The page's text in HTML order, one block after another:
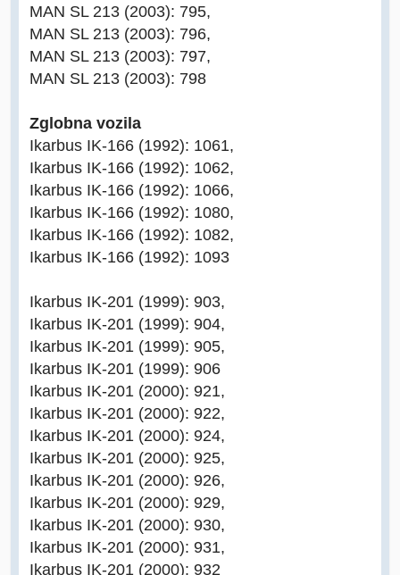
MAN SL 213 (2003): 795,
MAN SL 213 (2003): 796,
MAN SL 213 (2003): 797,
MAN SL 213 (2003): 798
Zglobna vozila
Ikarbus IK-166 (1992): 1061,
Ikarbus IK-166 (1992): 1062,
Ikarbus IK-166 (1992): 1066,
Ikarbus IK-166 (1992): 1080,
Ikarbus IK-166 (1992): 1082,
Ikarbus IK-166 (1992): 1093
Ikarbus IK-201 (1999): 903,
Ikarbus IK-201 (1999): 904,
Ikarbus IK-201 (1999): 905,
Ikarbus IK-201 (1999): 906
Ikarbus IK-201 (2000): 921,
Ikarbus IK-201 (2000): 922,
Ikarbus IK-201 (2000): 924,
Ikarbus IK-201 (2000): 925,
Ikarbus IK-201 (2000): 926,
Ikarbus IK-201 (2000): 929,
Ikarbus IK-201 (2000): 930,
Ikarbus IK-201 (2000): 931,
Ikarbus IK-201 (2000): 932